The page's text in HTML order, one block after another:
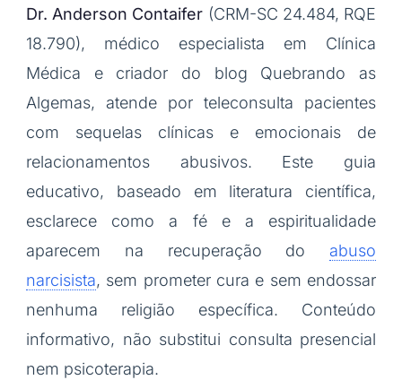
Dr. Anderson Contaifer (CRM-SC 24.484, RQE
18.790), médico especialista em Clínica
Médica e criador do blog Quebrando as
Algemas, atende por teleconsulta pacientes
com sequelas clínicas e emocionais de
relacionamentos abusivos. Este guia
educativo, baseado em literatura científica,
esclarece como a fé e a espiritualidade
aparecem na recuperação do abuso
narcisista, sem prometer cura e sem endossar
nenhuma religião específica. Conteúdo
informativo, não substitui consulta presencial
nem psicoterapia.